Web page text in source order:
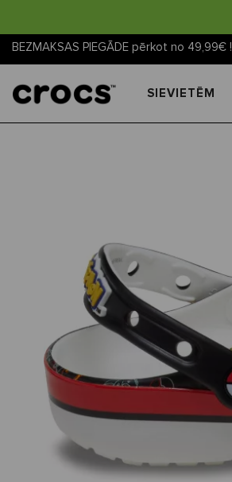
BEZMAKSAS PIEGĀDE pērkot no 49,99€ !
SIEVIETĒM